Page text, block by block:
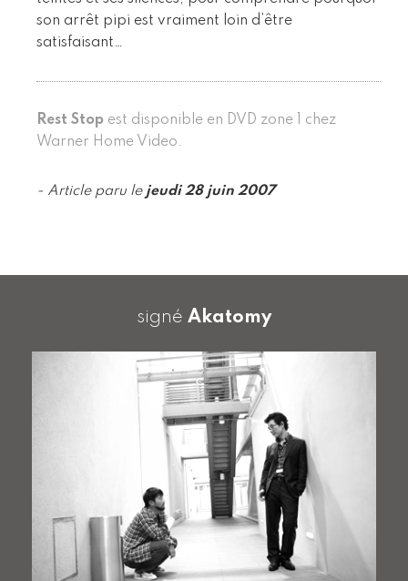
son arrêt pipi est vraiment loin d’être
satisfaisant…
Rest Stop est disponible en DVD zone 1 chez
Warner Home Video.
- Article paru le jeudi 28 juin 2007
signé Akatomy